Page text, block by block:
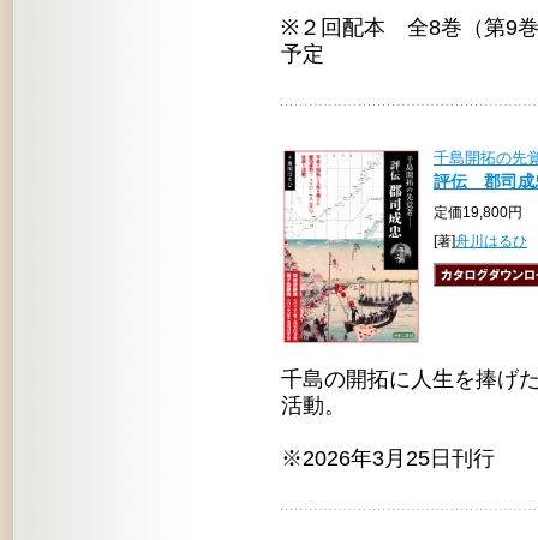
※２回配本 全8巻（第9
予定
千島開拓の先
評伝 郡司成
定価19,800円
[著]舟川はるひ
千島の開拓に人生を捧げ
活動。
※2026年3月25日刊行